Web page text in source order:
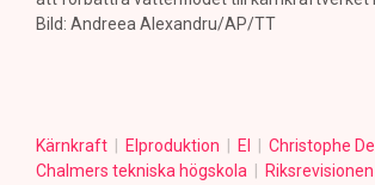
Bild: Andreea Alexandru/AP/TT
Kärnkraft Elproduktion El
Christophe
Chalmers tekniska högskola
Riksrevisionen